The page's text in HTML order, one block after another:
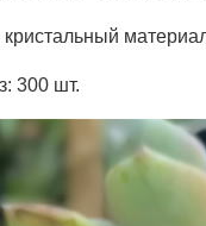
кристальный
300 шт.